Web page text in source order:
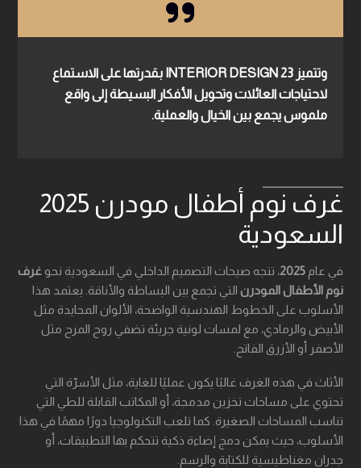
وتتميز 23 INTERIOR DESIGN
بقدرتها على الاستماع
لاحتياجات العائلات وتحويل الأفكار البسيطة إلى واقع
ملموس يجمع بين الخيال والعملية.
غرف نوم أطفال مودرن 2025
السعودية
في عام 2025، تتجه صيحات التصميم الداخلي في السعودية نحو غرف
نوم الأطفال المودرن التي تجمع بين البساطة والأناقة. يعتمد هذا
الأسلوب على الخطوط الهندسية الواضحة، الألوان المحايدة مثل
الأبيض والرمادي، مع لمسات لونية جريئة تضفي روح المرح مثل
الأصفر أو الأزرق الفاتح.
الأثاث في هذه الغرف غالبًا يكون عمليًا للغاية، مثل الأسرّة التي
تحتوي على مساحات تخزين مدمجة، أو المكاتب القابلة للطي التي
تناسب المساحات الصغيرة. كما تلعب التكنولوجيا دورًا مهمًا في هذا
الأسلوب، حيث يمكن دمج إضاءة ذكية تتحكم بها التطبيقات، أو
جدران مغناطيسية للكتابة والرسم.